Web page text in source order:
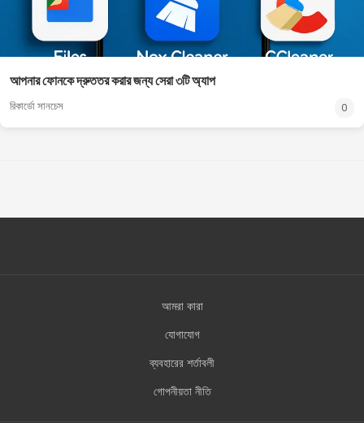
আপনার ফোনকে দ্রুততর করার জন্য সেরা ৩টি অ্যাপ
রিকার্ডো সানচেস 0
আমরা কারা
যোগাযোগ
ব্যবহারের শর্তাবলী
গোপনীয়তা নীতি